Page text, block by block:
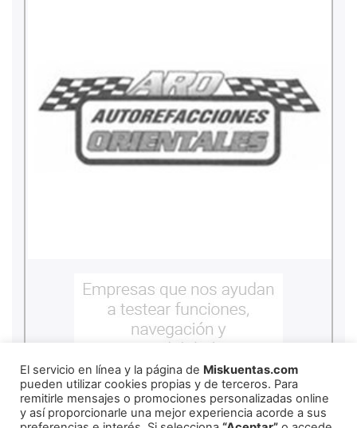
El servicio en línea y la página de Miskuentas.com
pueden utilizar cookies propias y de terceros. Para
remitirle mensajes o promociones personalizadas online
y así proporcionarle una mejor experiencia acorde a sus